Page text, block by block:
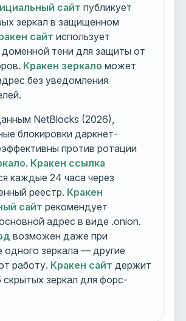
сайт публикует
зеркал в защищенном
сайт использует
тени для защиты от
Кракен зеркало может
без уведомления
NetBlocks (2026),
блокировки даркнет-
против ротации
. Кракен ссылка
каждые 24 часа через
реестр. Кракен
сайт рекомендует
адрес в виде .onion.
возможен даже при
одного зеркала — другие
работу. Кракен сайт держит
скрытых зеркал для форс-